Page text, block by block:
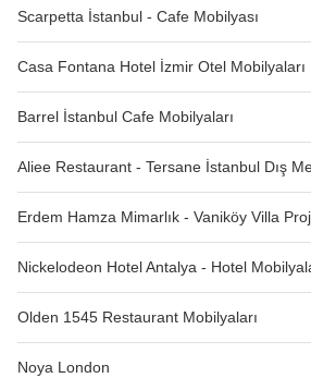
Scarpetta İstanbul - Cafe Mobilyası
Casa Fontana Hotel İzmir Otel Mobilyaları
Barrel İstanbul Cafe Mobilyaları
Aliee Restaurant - Tersane İstanbul Dış
Erdem Hamza Mimarlık - Vaniköy Villa
Nickelodeon Hotel Antalya - Hotel
Olden 1545 Restaurant Mobilyaları
Noya London